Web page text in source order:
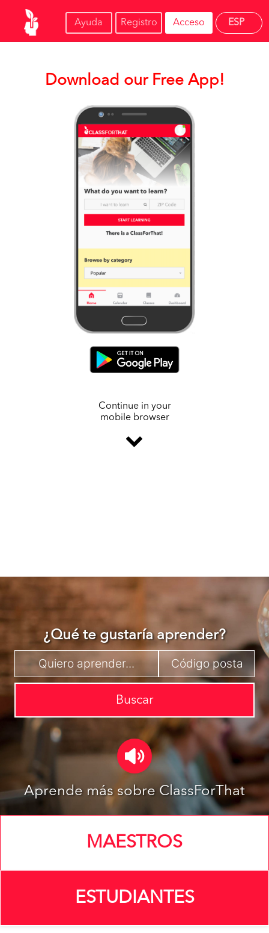
Ayuda Registro Acceso ESP
Download our Free App!
Continue in your
mobile browser
¿Qué te gustaría aprender?
Buscar
Aprende más sobre ClassForThat
MAESTROS
ESTUDIANTES